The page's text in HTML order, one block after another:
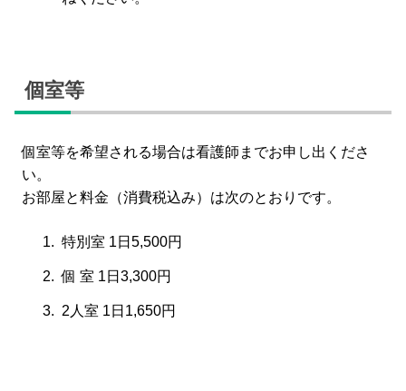
個室等
個室等を希望される場合は看護師までお申し出くださ
い。
お部屋と料金（消費税込み）は次のとおりです。
特別室 1日5,500円
個 室 1日3,300円
2人室 1日1,650円